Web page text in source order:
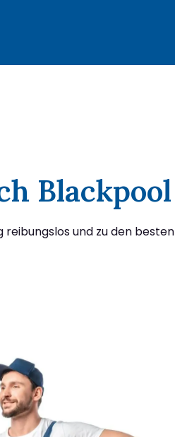
Blackpool
reibungslos und zu den besten